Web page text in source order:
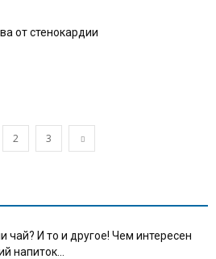
от стенокардии
2 3
чай? И то и другое! Чем интересен
напиток...